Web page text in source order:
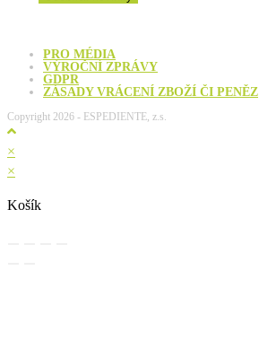
PRO MÉDIA
VÝROČNÍ ZPRÁVY
GDPR
ZÁSADY VRÁCENÍ ZBOŽÍ ČI PENĚZ
Copyright 2026 - ESPEDIENTE, z.s.
×
×
Košík